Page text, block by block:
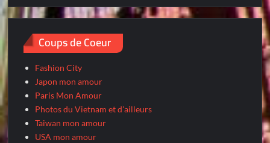
Coups de Coeur
Fashion City
Japon mon amour
Paris Mon Amour
Photos du Vietnam et d'ailleurs
Taiwan mon amour
USA mon amour